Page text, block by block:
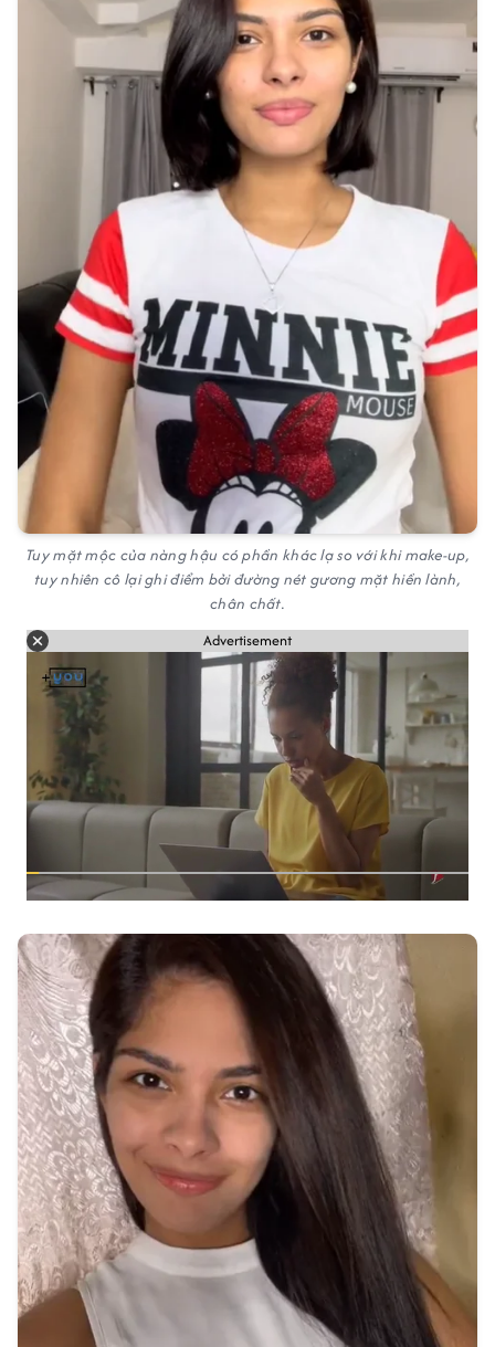
Tuy mặt mộc của nàng hậu có phần khác lạ so với khi make-up,
tuy nhiên cô lại ghi điểm bởi đường nét gương mặt hiền lành,
chân chất.
Advertisement